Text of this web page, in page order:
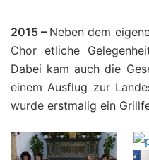
2015 – Neben dem
Chor etliche
Dabei kam auch die
einem Ausflug zur
wurde erstmalig ein